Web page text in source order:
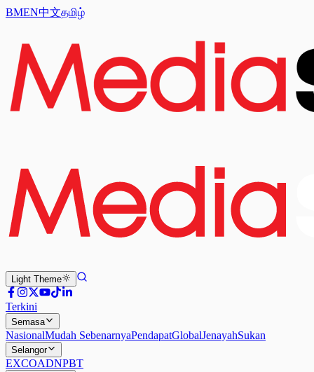
BMEN中文தமிழ்
Light Theme
Terkini
Semasa
NasionalMudah SebenarnyaPendapatGlobalJenayahSukan
Selangor
EXCOADNPBT